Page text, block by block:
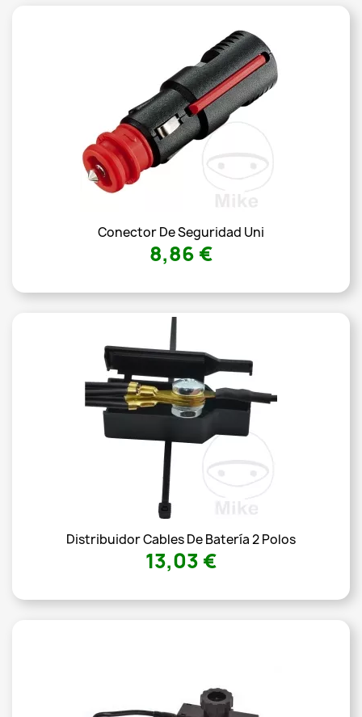
Conector De Seguridad Uni
8,86 €
Distribuidor Cables De Batería 2 Polos
13,03 €